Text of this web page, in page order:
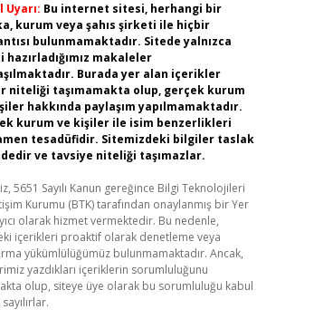
Uyarı: Bu internet sitesi, herhangi bir
kurum veya şahıs şirketi ile hiçbir
bulunmamaktadır. Sitede yalnızca
hazırladığımız makaleler
Burada yer alan içerikler
niteliği taşımamakta olup, gerçek kurum
hakkında paylaşım yapılmamaktadır.
kurum ve kişiler ile isim benzerlikleri
tesadüfidir. Sitemizdeki bilgiler taslak
ve tavsiye niteliği taşımazlar.
5651 Sayılı Kanun gereğince Bilgi Teknolojileri
Kurumu (BTK) tarafından onaylanmış bir Yer
olarak hizmet vermektedir. Bu nedenle,
içerikleri proaktif olarak denetleme veya
yükümlülüğümüz bulunmamaktadır. Ancak,
yazdıkları içeriklerin sorumluluğunu
olup, siteye üye olarak bu sorumluluğu kabul